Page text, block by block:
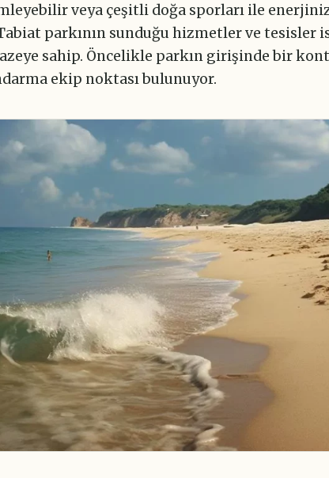
veya çeşitli doğa sporları ile
parkının sunduğu hizmetler ve tesisler
sahip. Öncelikle parkın girişinde bir
ekip noktası bulunuyor.